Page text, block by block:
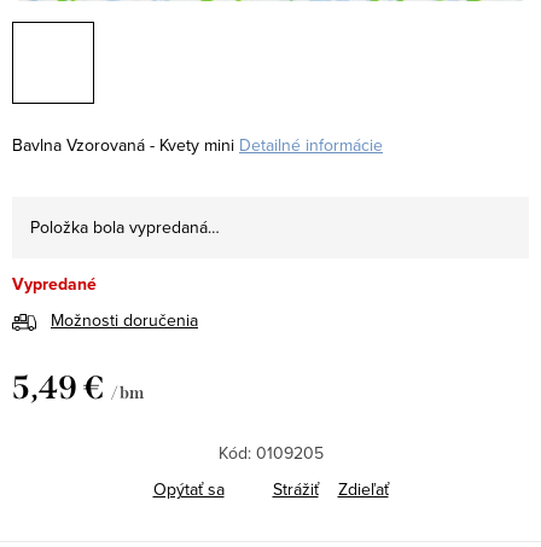
Bavlna Vzorovaná - Kvety mini Detailné informácie
Položka bola vypredaná…
Vypredané
Možnosti doručenia
5,49 € / bm
Kód: 0109205
Opýtať sa
Strážiť Zdieľať